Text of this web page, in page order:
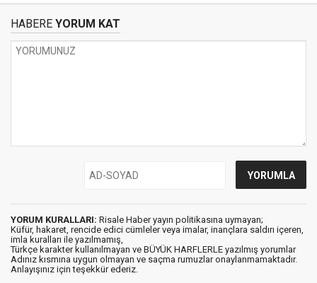
HABERE YORUM KAT
YORUM KURALLARI: Risale Haber yayın politikasına uymayan;
Küfür, hakaret, rencide edici cümleler veya imalar, inançlara saldırı içeren,
imla kuralları ile yazılmamış,
Türkçe karakter kullanılmayan ve BÜYÜK HARFLERLE yazılmış yorumlar
Adınız kısmına uygun olmayan ve saçma rumuzlar onaylanmamaktadır.
Anlayışınız için teşekkür ederiz.